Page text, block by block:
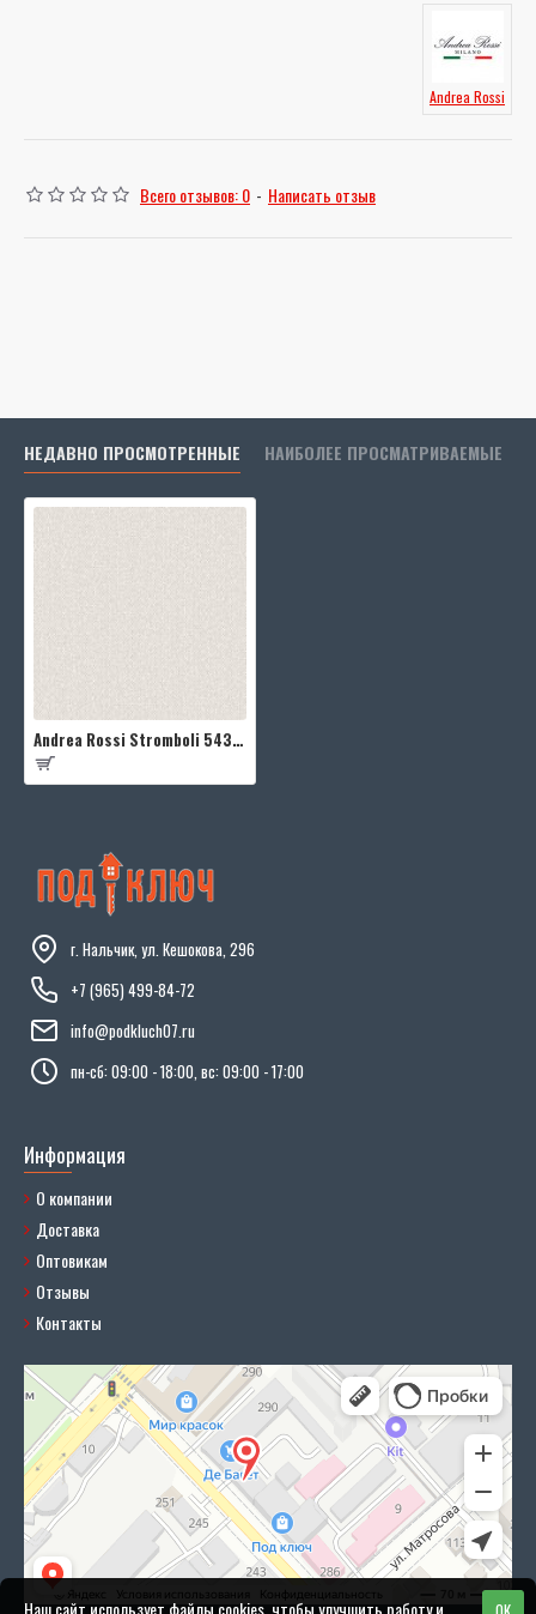
Andrea Rossi
Всего отзывов: 0 - Написать отзыв
НЕДАВНО ПРОСМОТРЕННЫЕ НАИБОЛЕЕ ПРОСМАТРИВАЕМЫЕ
Andrea Rossi Stromboli 54341-11
г. Нальчик, ул. Кешокова, 296
+7 (965) 499-84-72
info@podkluch07.ru
пн-сб: 09:00 - 18:00, вс: 09:00 - 17:00
Информация
О компании
Доставка
Оптовикам
Отзывы
Контакты
Наш сайт использует файлы cookies, чтобы улучшить работу и